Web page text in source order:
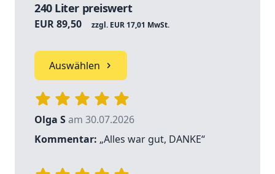
240 Liter preiswert
EUR 89,50 zzgl. EUR 17,01 MwSt.
Auswählen
Olga Sam 30.07.2026
Kommentar: „Alles war gut, DANKE“